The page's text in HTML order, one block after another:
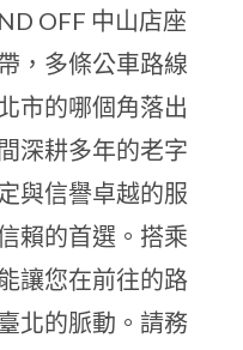
OFF 中山店座
，多條公車路線
市的哪個角落出
深耕多年的老字
與信譽卓越的服
賴的首選。搭乘
讓您在前往的路
北的脈動。請務